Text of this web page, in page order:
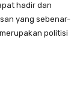
hadir dan
yang sebenar-
politisi